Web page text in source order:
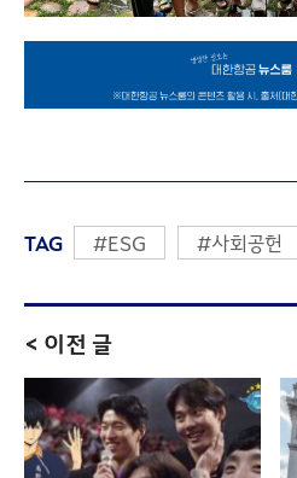
TAG #ESG #사회공헌
< 이전 글